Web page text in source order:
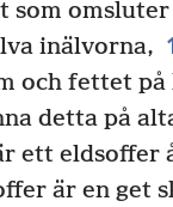
som
inälvorna,
och fettet på
detta på
ett eldsoffer
är en get